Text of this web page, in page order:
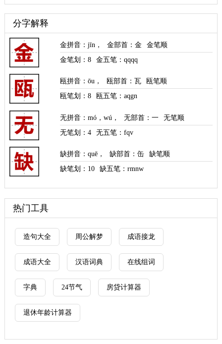
分字解释
金拼音 ：jīn ， 金部首 ：金
金笔顺
金笔划：8 金五笔：qqqq
瓯拼音 ：ōu ， 瓯部首 ：瓦
瓯笔顺
瓯笔划：8 瓯五笔：aqgn
无拼音 ：mó ，wú ， 无部首 ：一
无笔顺
无笔划：4 无五笔：fqv
缺拼音 ：quē ， 缺部首 ：缶
缺笔顺
缺笔划： 10 缺五笔：rmnw
热门工具
造句大全 周公解梦 成语接龙
成语大全 汉语词典 在线组词
字典 24节气 房贷计算器
退休年龄计算器